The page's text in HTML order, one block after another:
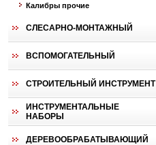
Калибры прочие
СЛЕСАРНО-МОНТАЖНЫЙ
ВСПОМОГАТЕЛЬНЫЙ
СТРОИТЕЛЬНЫЙ ИНСТРУМЕНТ
ИНСТРУМЕНТАЛЬНЫЕ
НАБОРЫ
ДЕРЕВООБРАБАТЫВАЮЩИЙ